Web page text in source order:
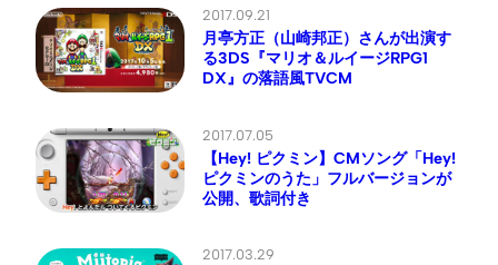
2017.09.21
月亭方正（山崎邦正）さんが出演す
る3DS『マリオ＆ルイージRPG1
DX』の落語風TVCM
2017.07.05
【Hey! ピクミン】CMソング「Hey!
ピクミンのうた」フルバージョンが
公開、歌詞付き
2017.03.29